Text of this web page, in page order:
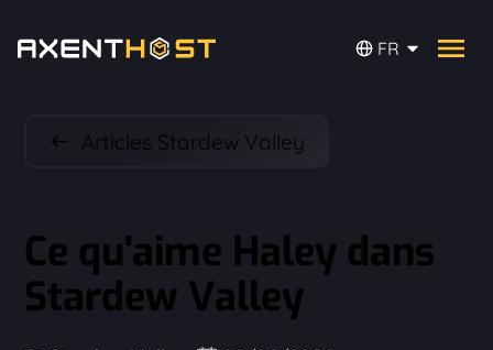
FR
Articles Stardew Valley
Ce qu'aime Haley dans
Stardew Valley